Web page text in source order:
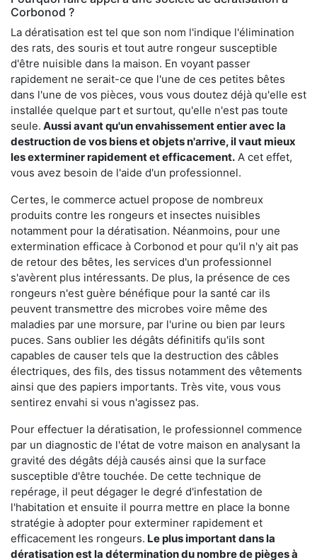
Corbonod ?
La dératisation est tel que son nom l'indique l'élimination
des rats, des souris et tout autre rongeur susceptible
d'être nuisible dans la maison. En voyant passer
rapidement ne serait-ce que l'une de ces petites bêtes
dans l'une de vos pièces, vous vous doutez déjà qu'elle est
installée quelque part et surtout, qu'elle n'est pas toute
seule. Aussi avant qu'un envahissement entier avec la
destruction de vos biens et objets n'arrive, il vaut mieux
les exterminer rapidement et efficacement. A cet effet,
vous avez besoin de l'aide d'un professionnel.
Certes, le commerce actuel propose de nombreux
produits contre les rongeurs et insectes nuisibles
notamment pour la dératisation. Néanmoins, pour une
extermination efficace à Corbonod et pour qu'il n'y ait pas
de retour des bêtes, les services d'un professionnel
s'avèrent plus intéressants. De plus, la présence de ces
rongeurs n'est guère bénéfique pour la santé car ils
peuvent transmettre des microbes voire même des
maladies par une morsure, par l'urine ou bien par leurs
puces. Sans oublier les dégâts définitifs qu'ils sont
capables de causer tels que la destruction des câbles
électriques, des fils, des tissus notamment des vêtements
ainsi que des papiers importants. Très vite, vous vous
sentirez envahi si vous n'agissez pas.
Pour effectuer la dératisation, le professionnel commence
par un diagnostic de l'état de votre maison en analysant la
gravité des dégâts déjà causés ainsi que la surface
susceptible d'être touchée. De cette technique de
repérage, il peut dégager le degré d'infestation de
l'habitation et ensuite il pourra mettre en place la bonne
stratégie à adopter pour exterminer rapidement et
efficacement les rongeurs. Le plus important dans la
dératisation est la détermination du nombre de pièges à